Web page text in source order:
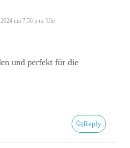
um 7:56 p.m. Uhr
und perfekt für die
Reply